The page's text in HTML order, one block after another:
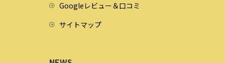
Googleレビュー＆口コミ
サイトマップ